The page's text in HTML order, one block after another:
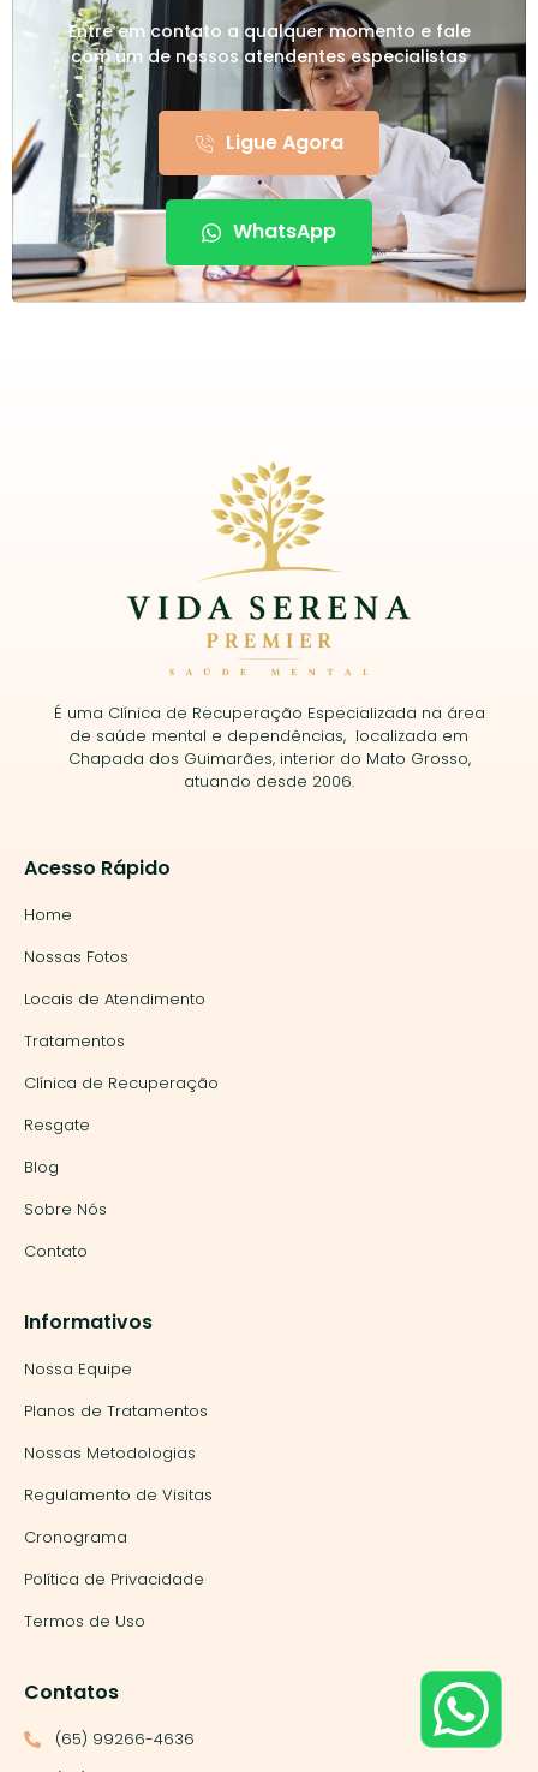
Entre em contato a qualquer momento e fale
com um de nossos atendentes especialistas
Ligue Agora
WhatsApp
É uma Clínica de Recuperação Especializada na área
de saúde mental e dependências, localizada em
Chapada dos Guimarães, interior do Mato Grosso,
atuando desde 2006.
Acesso Rápido
Home
Nossas Fotos
Locais de Atendimento
Tratamentos
Clínica de Recuperação
Resgate
Blog
Sobre Nós
Contato
Informativos
Nossa Equipe
Planos de Tratamentos
Nossas Metodologias
Regulamento de Visitas
Cronograma
Política de Privacidade
Termos de Uso
Contatos
(65) 99266-4636
experiência em nosso site. Se você continua a usar este site,